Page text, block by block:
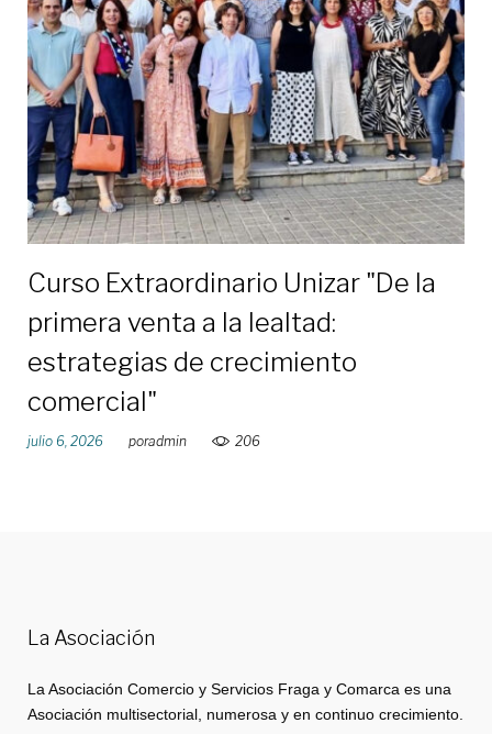
de
julio
de
2026
Curso Extraordinario Unizar "De la
primera venta a la lealtad:
estrategias de crecimiento
comercial"
julio 6, 2026 poradmin 206
La Asociación
La Asociación Comercio y Servicios Fraga y Comarca es una
Asociación multisectorial, numerosa y en continuo crecimiento.